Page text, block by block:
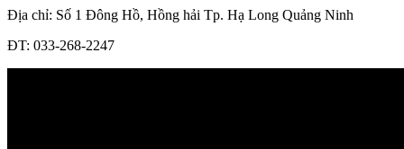
Địa chỉ: Số 1 Đông Hồ, Hồng hải Tp. Hạ Long Quảng Ninh
ĐT: 033-268-2247